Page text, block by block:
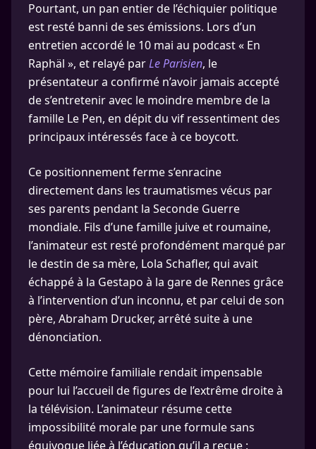
Pourtant, un pan entier de l’échiquier politique
est resté banni de ses émissions. Lors d’un
entretien accordé le 10 mai au podcast « En
Raphäl », et relayé parLe Parisien, le
présentateur a confirmé n’avoir jamais accepté
de s’entretenir avec le moindre membre de la
famille Le Pen, en dépit du vif ressentiment des
principaux intéressés face à ce boycott.
Ce positionnement ferme s’enracine
directement dans les traumatismes vécus par
ses parents pendant la Seconde Guerre
mondiale. Fils d’une famille juive et roumaine,
l’animateur est resté profondément marqué par
le destin de sa mère, Lola Schafler, qui avait
échappé à la Gestapo à la gare de Rennes grâce
à l’intervention d’un inconnu, et par celui de son
père, Abraham Drucker, arrêté suite à une
dénonciation.
Cette mémoire familiale rendait impensable
pour lui l’accueil de figures de l’extrême droite à
la télévision. L’animateur résume cette
impossibilité morale par une formule sans
équivoque liée à l’éducation qu’il a reçue :